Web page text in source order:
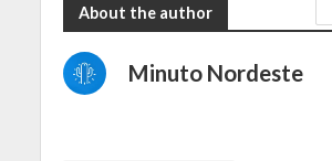
About the author
Minuto Nordeste